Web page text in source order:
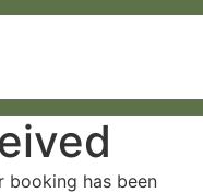
booking has been